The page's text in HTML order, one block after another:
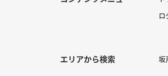
ロ
エリアから検索 坂